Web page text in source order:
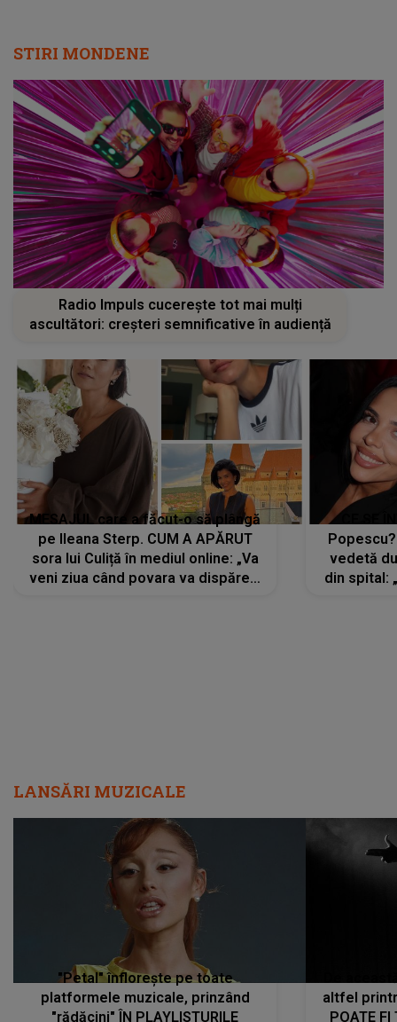
STIRI MONDENE
Radio Impuls cucerește tot mai mulți
ascultători: creșteri semnificative în audiență
MESAJUL care a făcut-o să plângă
pe Ileana Sterp. CUM A APĂRUT
sora lui Culiță în mediul online: „Va
veni ziua când povara va dispărea,
vedetă
din spital:
LANSĂRI MUZICALE
"Petal" înflorește pe toate
platformele muzicale, prinzând
"rădăcini" ÎN PLAYLISTURILE
altfel
POATE FI